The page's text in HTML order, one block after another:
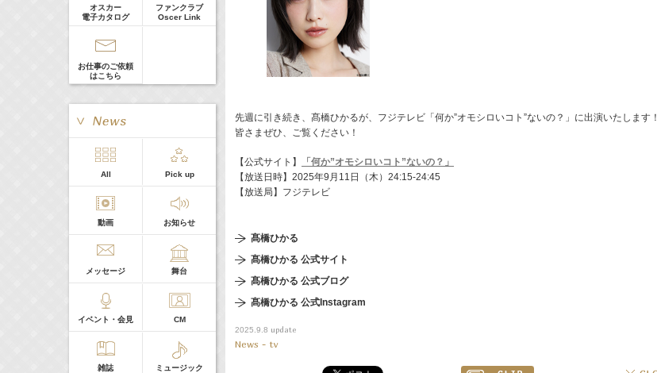
> More
先週に引き続き、髙橋ひかるが、フジテレビ「何か”オモシロいコト”ないの？」に出演いたします！
皆さまぜひ、ご覧ください！
【公式サイト】
「何か”オモシロいコト”ないの？」
【放送日時】2025年9月11日（木）24:15-24:45
【放送局】フジテレビ
髙橋ひかる
髙橋ひかる 公式サイト
髙橋ひかる 公式ブログ
髙橋ひかる 公式Instagram
2025.9.8 update
News - tv
オスカー
電子カタログ
ファンクラブ
Oscer Link
お仕事のご依頼
はこちら
All Pick up
動画 お知らせ
メッセージ 舞台
イベント・会見 CM
雑誌 ミュージック
本日の出演